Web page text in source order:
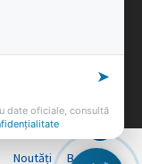
Noutăți B-AWARE